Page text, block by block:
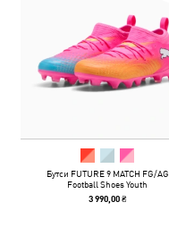
Бутси FUTURE 9 MATCH FG/AG
Football Shoes Youth
3 990,00 ₴